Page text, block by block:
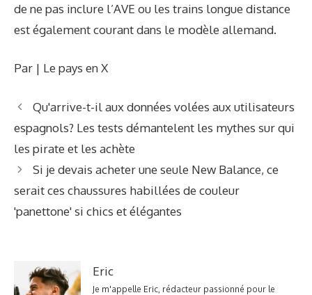
de ne pas inclure l’AVE ou les trains longue distance
est également courant dans le modèle allemand.
Par | Le pays en X
Qu'arrive-t-il aux données volées aux utilisateurs
espagnols? Les tests démantelent les mythes sur qui
les pirate et les achète
Si je devais acheter une seule New Balance, ce
serait ces chaussures habillées de couleur
'panettone' si chics et élégantes
Eric
Je m'appelle Eric, rédacteur passionné pour le